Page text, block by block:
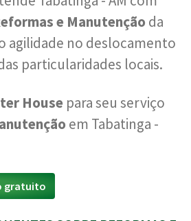
e Manutenção da
agilidade no deslocamento
particularidades locais.
House para seu serviço
em Tabatinga -
gratuito